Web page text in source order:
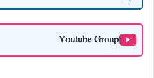
Youtube Group